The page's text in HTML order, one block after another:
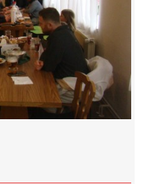
cenekji@seznam.cz
RSS|Tisk| Nahoru ↑